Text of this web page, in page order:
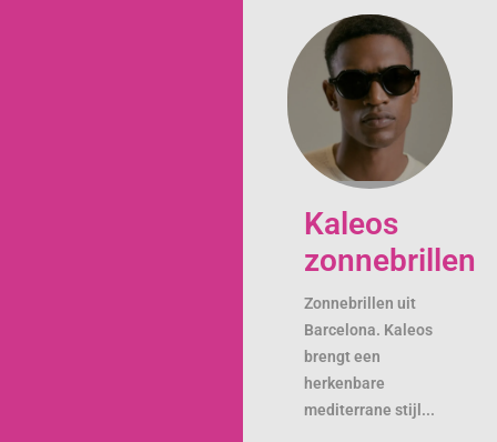
Kaleos
zonnebrillen
Zonnebrillen uit
Barcelona. Kaleos
brengt een
herkenbare
mediterrane stijl...